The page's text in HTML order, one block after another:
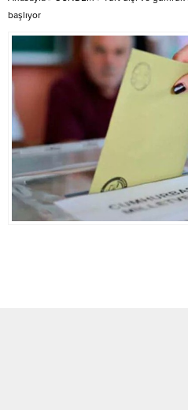
başlıyor